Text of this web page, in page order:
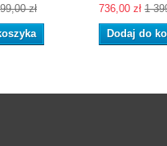
zł 736,00 zł 1
Dodaj do